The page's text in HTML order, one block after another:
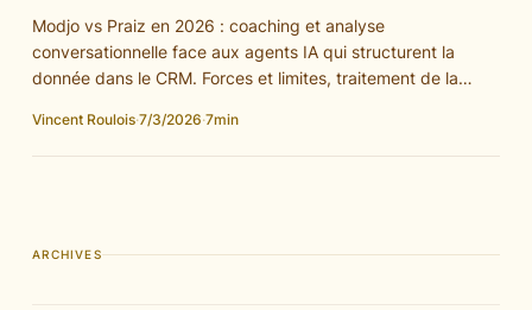
Modjo vs Praiz en 2026 : coaching et analyse
conversationnelle face aux agents IA qui structurent la
donnée dans le CRM. Forces et limites, traitement de la
votre priorité.
Vincent Roulois·7/3/2026·7min
ARCHIVES